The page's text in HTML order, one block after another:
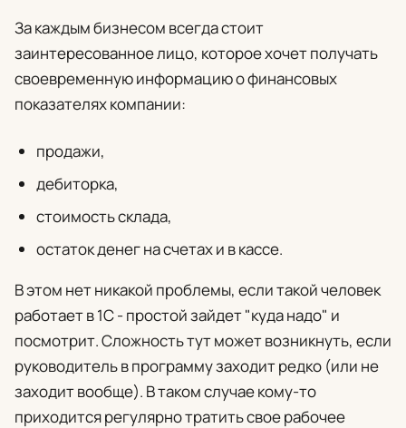
За каждым бизнесом всегда стоит
заинтересованное лицо, которое хочет получать
своевременную информацию о финансовых
показателях компании:
продажи,
дебиторка,
стоимость склада,
остаток денег на счетах и в кассе.
В этом нет никакой проблемы, если такой человек
работает в 1С - простой зайдет "куда надо" и
посмотрит. Сложность тут может возникнуть, если
руководитель в программу заходит редко (или не
заходит вообще). В таком случае кому-то
приходится регулярно тратить свое рабочее